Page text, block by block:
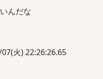
んだな
火) 22:26:26.65